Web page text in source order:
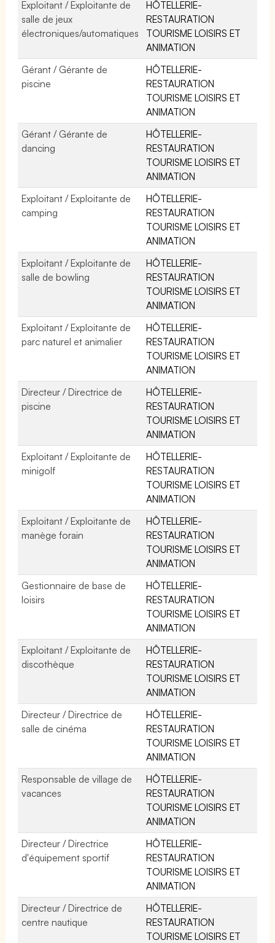
Exploitant / Exploitante de
salle de jeux
électroniques/automatiques
HÔTELLERIE-
RESTAURATION
TOURISME LOISIRS ET
ANIMATION
Gérant / Gérante de
piscine
HÔTELLERIE-
RESTAURATION
TOURISME LOISIRS ET
ANIMATION
Gérant / Gérante de
dancing
HÔTELLERIE-
RESTAURATION
TOURISME LOISIRS ET
ANIMATION
Exploitant / Exploitante de
camping
HÔTELLERIE-
RESTAURATION
TOURISME LOISIRS ET
ANIMATION
Exploitant / Exploitante de
salle de bowling
HÔTELLERIE-
RESTAURATION
TOURISME LOISIRS ET
ANIMATION
Exploitant / Exploitante de
parc naturel et animalier
HÔTELLERIE-
RESTAURATION
TOURISME LOISIRS ET
ANIMATION
Directeur / Directrice de
piscine
HÔTELLERIE-
RESTAURATION
TOURISME LOISIRS ET
ANIMATION
Exploitant / Exploitante de
minigolf
HÔTELLERIE-
RESTAURATION
TOURISME LOISIRS ET
ANIMATION
Exploitant / Exploitante de
manège forain
HÔTELLERIE-
RESTAURATION
TOURISME LOISIRS ET
ANIMATION
Gestionnaire de base de
loisirs
HÔTELLERIE-
RESTAURATION
TOURISME LOISIRS ET
ANIMATION
Exploitant / Exploitante de
discothèque
HÔTELLERIE-
RESTAURATION
TOURISME LOISIRS ET
ANIMATION
Directeur / Directrice de
salle de cinéma
HÔTELLERIE-
RESTAURATION
TOURISME LOISIRS ET
ANIMATION
Responsable de village de
vacances
HÔTELLERIE-
RESTAURATION
TOURISME LOISIRS ET
ANIMATION
Directeur / Directrice
d'équipement sportif
HÔTELLERIE-
RESTAURATION
TOURISME LOISIRS ET
ANIMATION
Directeur / Directrice de
centre nautique
HÔTELLERIE-
RESTAURATION
TOURISME LOISIRS ET